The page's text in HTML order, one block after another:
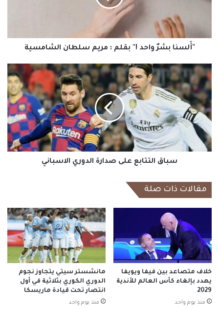
"أَلسنا بشرٌ واحد !" بقلم : مريم سلطان الشامسية
سباق
التتابع
على
صدارة
الدوري
الاسباني
سباق التتابع على صدارة الدوري الاسباني
مقالات ذات صلة
خلاف متصاعد بين فيفا ويويفا
يهدد بإلغاء كأس العالم للأندية
2029
منذ يوم واحد
مانشستر سيتي يتجاوز نجوم
الدوري الكوري بثلاثية في أول
انتصار تحت قيادة ماريسكا
منذ يوم واحد